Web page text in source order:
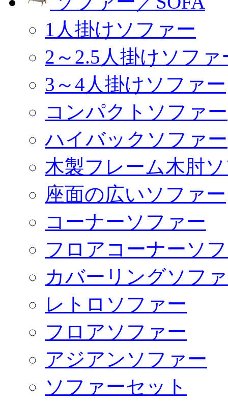
1人掛けソファー
2～2.5人掛けソファ
3～4人掛けソファー
コンパクトソファー
ハイバックソファー
木製フレーム木肘
座面の広いソファー
コーナーソファー
フロアコーナーソ
カバーリングソフ
レトロソファー
フロアソファー
アジアンソファー
ソファーセット